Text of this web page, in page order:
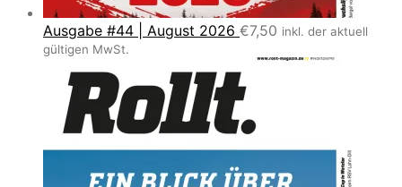
Ausgabe #44 | August 2026 €7,50 inkl. der aktuell
gültigen MwSt.